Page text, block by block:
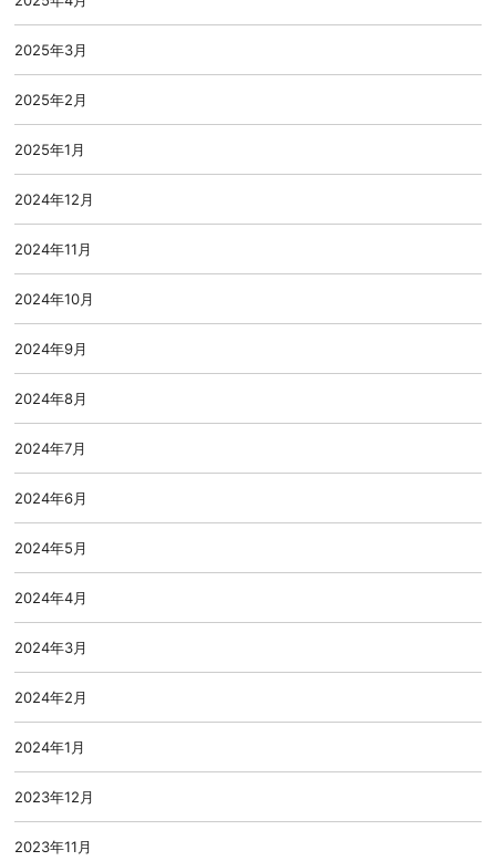
2025年3月
2025年2月
2025年1月
2024年12月
2024年11月
2024年10月
2024年9月
2024年8月
2024年7月
2024年6月
2024年5月
2024年4月
2024年3月
2024年2月
2024年1月
2023年12月
2023年11月